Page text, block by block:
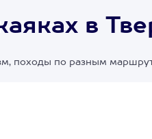
в
походы по разным